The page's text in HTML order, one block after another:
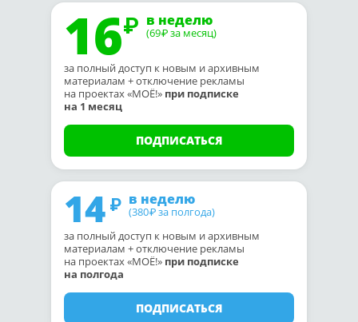
16 в неделю
(69₽ за месяц)
за полный доступ к новым и архивным
материалам + отключение рекламы
на проектах «МОЁ!» при подписке
на 1 месяц
ПОДПИСАТЬСЯ
14 в неделю
(380₽ за полгода)
за полный доступ к новым и архивным
материалам + отключение рекламы
на проектах «МОЁ!» при подписке
на полгода
ПОДПИСАТЬСЯ